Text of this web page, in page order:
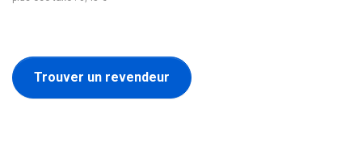
Trouver un revendeur